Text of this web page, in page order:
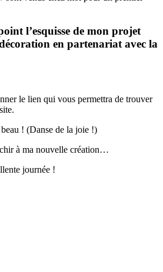
l’esquisse de mon projet
en partenariat avec la
le lien qui vous permettra de trouver
! (Danse de la joie !)
à ma nouvelle création…
journée !